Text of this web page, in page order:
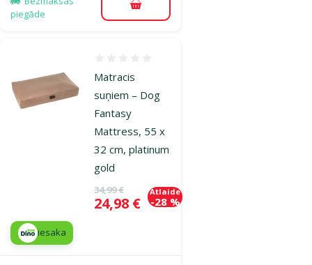
piegāde
Pievienot grozam
Matracis
suņiem – Dog
Fantasy
Mattress, 55 x
32 cm, platinum
gold
Oriģinālā cena
34,99 €
Cena
24,98 €
Atlaide
-28 %
iesaka